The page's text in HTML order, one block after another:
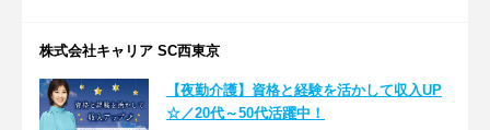
株式会社キャリア SC西東京
【夜勤介護】資格と経験を活かして収入UP
☆／20代～50代活躍中！